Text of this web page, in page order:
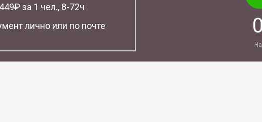
449₽ за 1 чел., 8-72ч
лично или по почте 0